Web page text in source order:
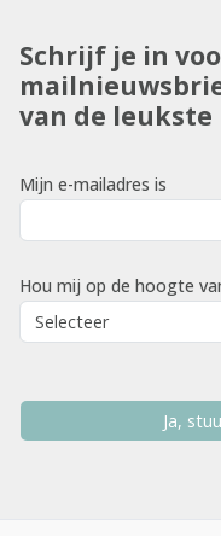
Schrijf je in
van de
Mijn e-mailadres is
Hou mij op de hoogte